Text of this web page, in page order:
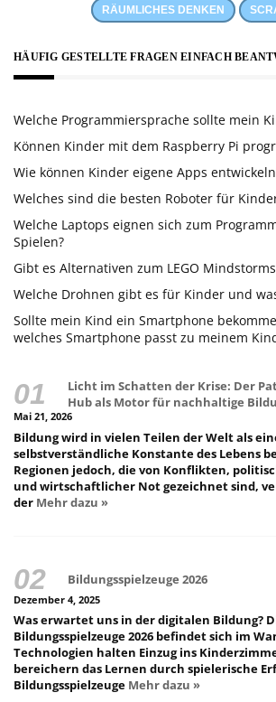
RÄUMLICHES DENKEN
HÄUFIG GESTELLTE FRAGEN EINFACH
Welche Programmiersprache sollte mein
Können Kinder mit dem Raspberry Pi
Wie können Kinder eigene Apps
Welches sind die besten Roboter für
Welche Laptops eignen sich zum
Spielen?
Gibt es Alternativen zum LEGO
Welche Drohnen gibt es für Kinder und
Sollte mein Kind ein Smartphone
welches Smartphone passt zu meinem
Licht im Schatten der Krise: Der
Hub als Motor für nachhaltige
Mai 21, 2026
Bildung wird in vielen Teilen der Welt als
selbstverständliche Konstante des Lebens
Regionen jedoch, die von Konflikten,
und wirtschaftlicher Not gezeichnet sind,
der Mehr dazu »
Bildungsspielzeuge 2026
Dezember 4, 2025
Was erwartet uns in der digitalen Bildung?
Bildungsspielzeuge 2026 befindet sich im
Technologien halten Einzug ins
bereichern das Lernen durch spielerische
Bildungsspielzeuge Mehr dazu »